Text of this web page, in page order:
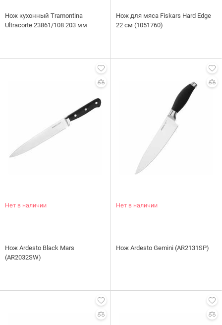
Нож кухонный Tramontina
Ultracorte 23861/108 203 мм
Нож для мяса Fiskars Hard Edge
22 см (1051760)
Нет в наличии
Нож Ardesto Black Mars
(AR2032SW)
Нет в наличии
Нож Ardesto Gemini (AR2131SP)